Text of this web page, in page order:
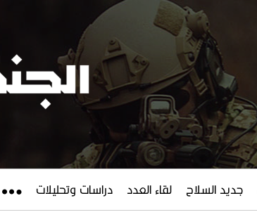
جديد السلاح لقاء العدد دراسات وتحليلات